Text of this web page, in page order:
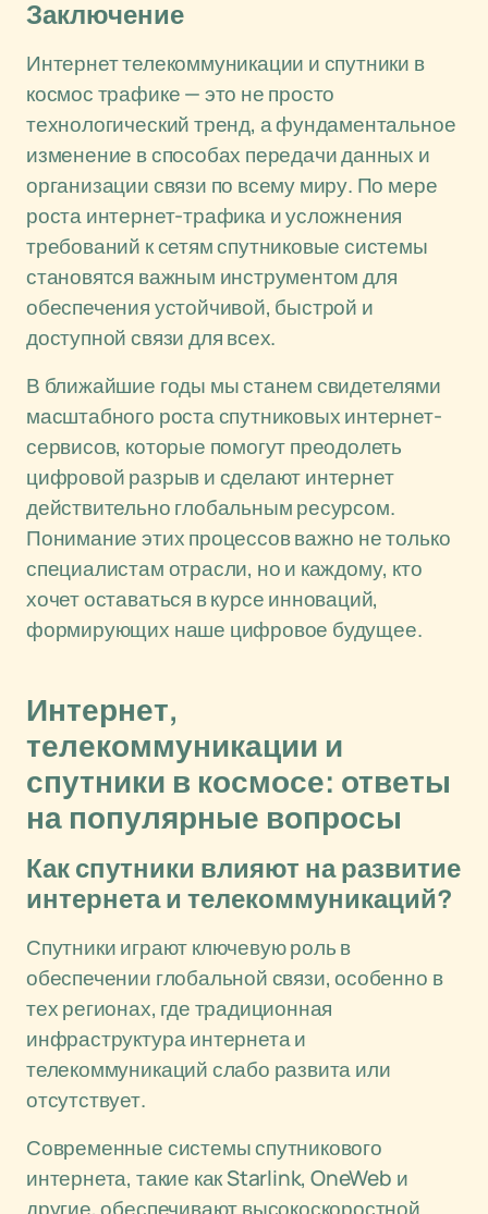
Заключение
Интернет телекоммуникации и спутники в
космос трафике — это не просто
технологический тренд, а фундаментальное
изменение в способах передачи данных и
организации связи по всему миру. По мере
роста интернет-трафика и усложнения
требований к сетям спутниковые системы
становятся важным инструментом для
обеспечения устойчивой, быстрой и
доступной связи для всех.
В ближайшие годы мы станем свидетелями
масштабного роста спутниковых интернет-
сервисов, которые помогут преодолеть
цифровой разрыв и сделают интернет
действительно глобальным ресурсом.
Понимание этих процессов важно не только
специалистам отрасли, но и каждому, кто
хочет оставаться в курсе инноваций,
формирующих наше цифровое будущее.
Интернет,
телекоммуникации и
спутники в космосе: ответы
на популярные вопросы
Как спутники влияют на развитие
интернета и телекоммуникаций?
Спутники играют ключевую роль в
обеспечении глобальной связи, особенно в
тех регионах, где традиционная
инфраструктура интернета и
телекоммуникаций слабо развита или
отсутствует.
Современные системы спутникового
интернета, такие как Starlink, OneWeb и